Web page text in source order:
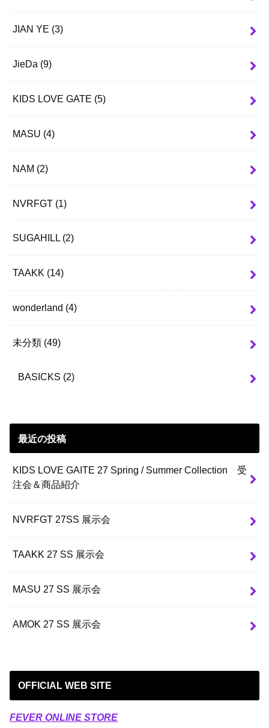
JIAN YE (3)
JieDa (9)
KIDS LOVE GATE (5)
MASU (4)
NAM (2)
NVRFGT (1)
SUGAHILL (2)
TAAKK (14)
wonderland (4)
未分類 (49)
BASICKS (2)
最近の投稿
KIDS LOVE GAITE 27 Spring / Summer Collection 受
注会＆商品紹介
NVRFGT 27SS 展示会
TAAKK 27 SS 展示会
MASU 27 SS 展示会
AMOK 27 SS 展示会
OFFICIAL WEB SITE
FEVER ONLINE STORE